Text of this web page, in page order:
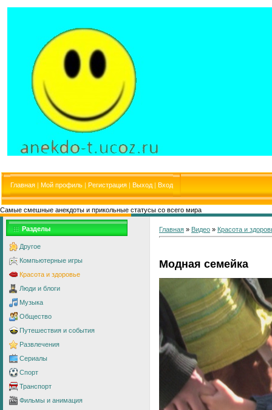
Главная | Мой профиль | Регистрация | Выход | Вход
Самые смешные анекдоты и прикольные статусы со всего мира
Разделы
Другое
Компьютерные игры
Красота и здоровье
Люди и блоги
Музыка
Общество
Путешествия и события
Развлечения
Сериалы
Спорт
Транспорт
Фильмы и анимация
Главная » Видео » Красота и
Модная семейка